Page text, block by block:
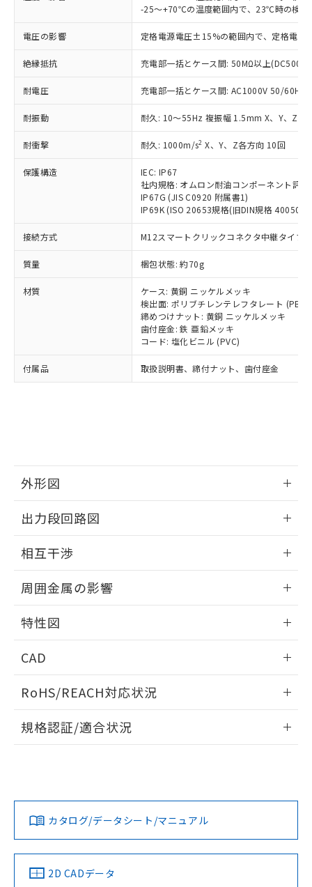
-25～+70℃の温度範囲内で、23℃時の検
電圧の影響 定格電源電圧±15%の範囲内で、定格電
絶縁抵抗 充電部一括とケース間: 50MΩ以上(DC500V
耐電圧 充電部一括とケース間: AC1000V 50/60Hz
耐振動 耐久: 10～55Hz 複振幅 1.5mm X、Y、Z各
耐衝撃 耐久: 1000m/s2 X、Y、Z各方向 10回
保護構造
IEC: IP67
社内規格: オムロン耐油コンポーネント評
IP67G (JIS C0920 附属書1)
IP69K (ISO 20653規格(旧DIN規格 40050
接続方式 M12スマートクリックコネクタ中継タイプ
質量 梱包状態: 約70g
材質
ケース: 黄銅 ニッケルメッキ
検出面: ポリブチレンテレフタレート (PBT)
締めつけナット: 黄銅 ニッケルメッキ
歯付座金: 鉄 亜鉛メッキ
コード: 塩化ビニル (PVC)
付属品 取扱説明書、締付ナット、歯付座金
外形図
外形図
出力段回路図
出力段回路図
タイムチャート
相互干渉
相互干渉
A: 120mm以上、B: 100mm以上
周囲金属の影響
周囲金属の影響
特性図
検出物体の大きさと材質による影響
CAD
ドすることができます。
ログイン/会員登録
ダウンロードデータをご利用いただく前に、以下を必ずお読
みください。
ソフトウェアの使用条件
RoHS/REACH対応状況
EU RoHS 注意事項・凡例
対応済み
中国 RoHS 注意事項・凡例
規格認証/適合状況
LR型式承認
（イギリス
船舶規格）
DNV型式承認
（ノルウェー
BV型式承認
（フランス
KR型式
（韓国
カタログ/データシート/マニュアル
2D CADデータ
当社制御機器事業取扱商品の中には、
本サービスの対象外となる商品もある
ことをご了承ください。
在庫状況および標準価格照会結果は、
記載している更新日時点での社内デー
タに基づき作成されるものであり、閲
覧された時点での実際の在庫および標
了承ください。
正式な納期状況および標準価格はお客
様のお取引先、またはお客様担当のオ
ムロン制御機器販売店・当社販売員に
ご相談ください。
オムロン制御機器販売店や当社販売拠
販売ネットワーク
」をご確認
在庫状況および標準価格結果を当社の
示しないようお願いします。
マイパーツ機能（部品リスト作成サー
ビス）をご利用いただくには、I-Web
メンバーズにご登録されている必要が
お客様が当ウェブサイト上で当社にご
登録された部品リストについて、当社
および当社の共同利用者が、当社の製
仕入先様の事情により、非含有部品として
いたものが、含有品と判明した場合などや
むを得ず変更することがあります。
ミウム(Cd) 100ppm以下、
六価クロム(Cr(Ⅵ)) 1000ppm以下、ポリ臭化ビフェニル
類(PBB) 1000ppm以下、ポリ臭化ジフェニルエーテル類
(PBDE) 1000ppm以下、フタル酸ビス(2-エチルヘキシ
ルベンジル（BBP） 1000ppm以下、フタル酸ジブチル
（DBP） 1000ppm以下、フタル酸ジイソブチル
(DIBP) 1000ppm以下
但し、RoHS指令で産業用監視および制御機器に対する
フタル酸エステル類の４物質については閾値を超える意
図的な使用がないことを確認しています。
※2 対応予定月
部品在庫の切り替え状況などにより、予定
月が前後することがあります。
※3 非含有証明書ダウンロード
下記の非含有証明書をダウンロードするこ
るもので、過去に遡って非含有を証明する
ものではありません。
また、RoHS指令のフタル酸エステル類４
物質の対応では、対応完了までの期間は出
荷製品に未対応品が混在することから備考
既に当社にて対応品への在庫切替を完了
していることから、特段のことがない限
り、2022年1月12日より割愛しておりま
す。
「×」：最大均質材料含有率が中国RoHSの
基準値を超えていることを示します。
「－」：未確認です。当社販売部門へお問
い合わせください。
*中国RoHS10物質の基準値 (GB/T26572)：
Pb(鉛) :1000ppm、 Hg(水銀) : 1000ppm、 Cd(カドミウ
Cr(Ⅵ)(六価クロム) : 1000ppm、 PBBs(ポリ臭化ビフェ
DBP(フタル酸ジブチル) : 1000ppm、 DIBP(フタル酸ジ
イソブチル) : 1000ppm、 BBP(フタル酸ブチルベンジ
ル) : 1000ppm、
DEHP(フタル酸ビス(2-エチルヘキシル)) : 1000ppm
※2 環境保護使用期限
「ｅ」：有害物質（10物質）のすべてが基
準値以下であることを示します。
「10」：通常の使用状況下において有害物
質が外部に漏えいし、環境に深刻な影響を
及ぼさない年数を意味します。
「－」：未確認です。当社販売部門へお問
い合わせください。
当社は、これら貴社製品のうち、外国
為替および外国貿易法に定める商品
（以下｢規制貨物等」という）を輸出
または国外への提供する場合は、日本
国政府の輸出許可(または役務取引許
可)を取得するなどの必要な手続きを
当社は規制貨物を破棄する場合は、完
全に破砕するなど、違法に輸出されな
当社は貴社製品を、核兵器、ミサイ
ル、化学兵器、生物兵器またはその他
武器並びにこれらの製造装置等に一切
使用いたしません。
当社は、貴社製品を第三者に販売する
場合は、上記1、2および3の内容を当
該第三者に通知します。また当社は、
販売先および販売に係わる関係者が違
法に輸出するおそれがある場合は、取
り引きをいたしません。
一定数以上の在庫あり
一定数には満たないが在庫あり
在庫なし(最新の在庫状況につ
いては、お客様のお取引先、ま
たはお客様担当のオムロン制御
機器販売店・当社販売員にご確
認ください)
受注生産機種、また在庫状況の
情報を公開していない機種